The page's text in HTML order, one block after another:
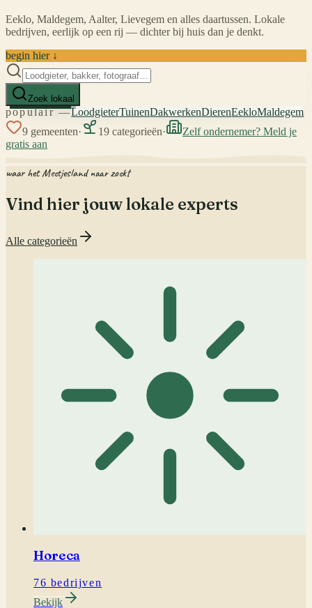
Eeklo, Maldegem, Aalter, Lievegem en alles daartussen. Lokale
bedrijven, eerlijk op een rij — dichter bij huis dan je denkt.
begin hier ↓
Zoek lokaal
populair —LoodgieterTuinenDakwerkenDierenEekloMaldegem
9 gemeenten· 19 categorieën·
Zelf ondernemer? Meld je
gratis aan
waar het Meetjesland naar zoekt
Vind hier jouw lokale experts
Alle categorieën
Horeca
76 bedrijven
Bekijk